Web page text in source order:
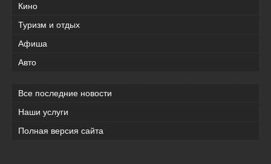
Кино
Туризм и отдых
Афиша
Авто
Все последние новости
Наши услуги
Полная версия сайта